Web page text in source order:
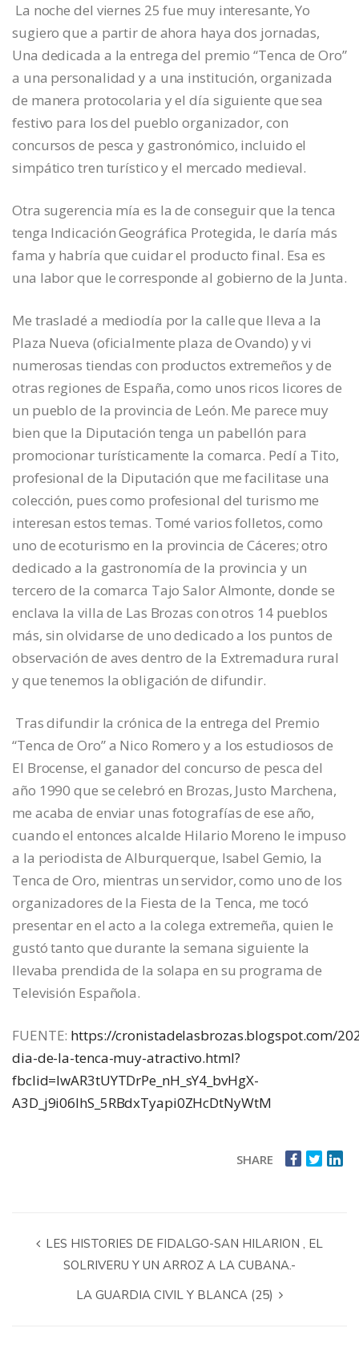
La noche del viernes 25 fue muy interesante, Yo
sugiero que a partir de ahora haya dos jornadas,
Una dedicada a la entrega del premio “Tenca de Oro”
a una personalidad y a una institución, organizada
de manera protocolaria y el día siguiente que sea
festivo para los del pueblo organizador, con
concursos de pesca y gastronómico, incluido el
simpático tren turístico y el mercado medieval.
Otra sugerencia mía es la de conseguir que la tenca
tenga Indicación Geográfica Protegida, le daría más
fama y habría que cuidar el producto final. Esa es
una labor que le corresponde al gobierno de la Junta.
Me trasladé a mediodía por la calle que lleva a la
Plaza Nueva (oficialmente plaza de Ovando) y vi
numerosas tiendas con productos extremeños y de
otras regiones de España, como unos ricos licores de
un pueblo de la provincia de León. Me parece muy
bien que la Diputación tenga un pabellón para
promocionar turísticamente la comarca. Pedí a Tito,
profesional de la Diputación que me facilitase una
colección, pues como profesional del turismo me
interesan estos temas. Tomé varios folletos, como
uno de ecoturismo en la provincia de Cáceres; otro
dedicado a la gastronomía de la provincia y un
tercero de la comarca Tajo Salor Almonte, donde se
enclava la villa de Las Brozas con otros 14 pueblos
más, sin olvidarse de uno dedicado a los puntos de
observación de aves dentro de la Extremadura rural
y que tenemos la obligación de difundir.
Tras difundir la crónica de la entrega del Premio
“Tenca de Oro” a Nico Romero y a los estudiosos de
El Brocense, el ganador del concurso de pesca del
año 1990 que se celebró en Brozas, Justo Marchena,
me acaba de enviar unas fotografías de ese año,
cuando el entonces alcalde Hilario Moreno le impuso
a la periodista de Alburquerque, Isabel Gemio, la
Tenca de Oro, mientras un servidor, como uno de los
organizadores de la Fiesta de la Tenca, me tocó
presentar en el acto a la colega extremeña, quien le
gustó tanto que durante la semana siguiente la
llevaba prendida de la solapa en su programa de
Televisión Española.
FUENTE: https://cronistadelasbrozas.blogspot.com/
dia-de-la-tenca-muy-atractivo.html?
fbclid=IwAR3tUYTDrPe_nH_sY4_bvHgX-
A3D_j9i06lhS_5RBdxTyapi0ZHcDtNyWtM
SHARE
LES HISTORIES DE FIDALGO-SAN HILARION , EL
SOLRIVERU Y UN ARROZ A LA CUBANA.-
LA GUARDIA CIVIL Y BLANCA (25)